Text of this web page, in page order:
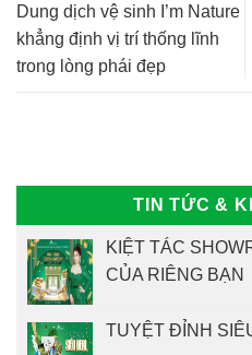
Dung dịch vệ sinh I’m Nature
khẳng định vị trí thống lĩnh
trong lòng phái đẹp
TIN TỨC &
KIỆT TÁC
CỦA RIÊNG BẠN
TUYỆT ĐỈNH